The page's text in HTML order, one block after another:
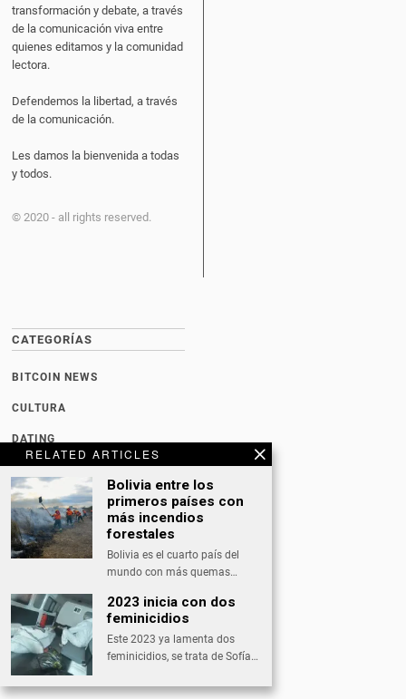
RELATED ARTICLES
Bolivia entre los
primeros países con
más incendios
forestales
Bolivia es el cuarto país del
mundo con más quemas…
2023 inicia con dos
feminicidios
Este 2023 ya lamenta dos
feminicidios, se trata de Sofía…
transformación y debate, a través
de la comunicación viva entre
quienes editamos y la comunidad
lectora.
Defendemos la libertad, a través
de la comunicación.
Les damos la bienvenida a todas
y todos.
© 2020 - all rights reserved.
CATEGORÍAS
BITCOIN NEWS
CULTURA
DATING
DEPORTES
ECONOMÍA
INTERNACIONAL
NACIONAL
OPINIÓN
SALUD
TECNOLOGÍA